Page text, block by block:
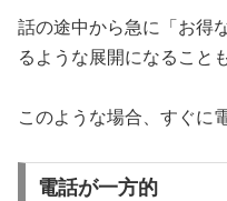
話の途中から急に「お得
るような展開になること
このような場合、すぐに
電話が一方的